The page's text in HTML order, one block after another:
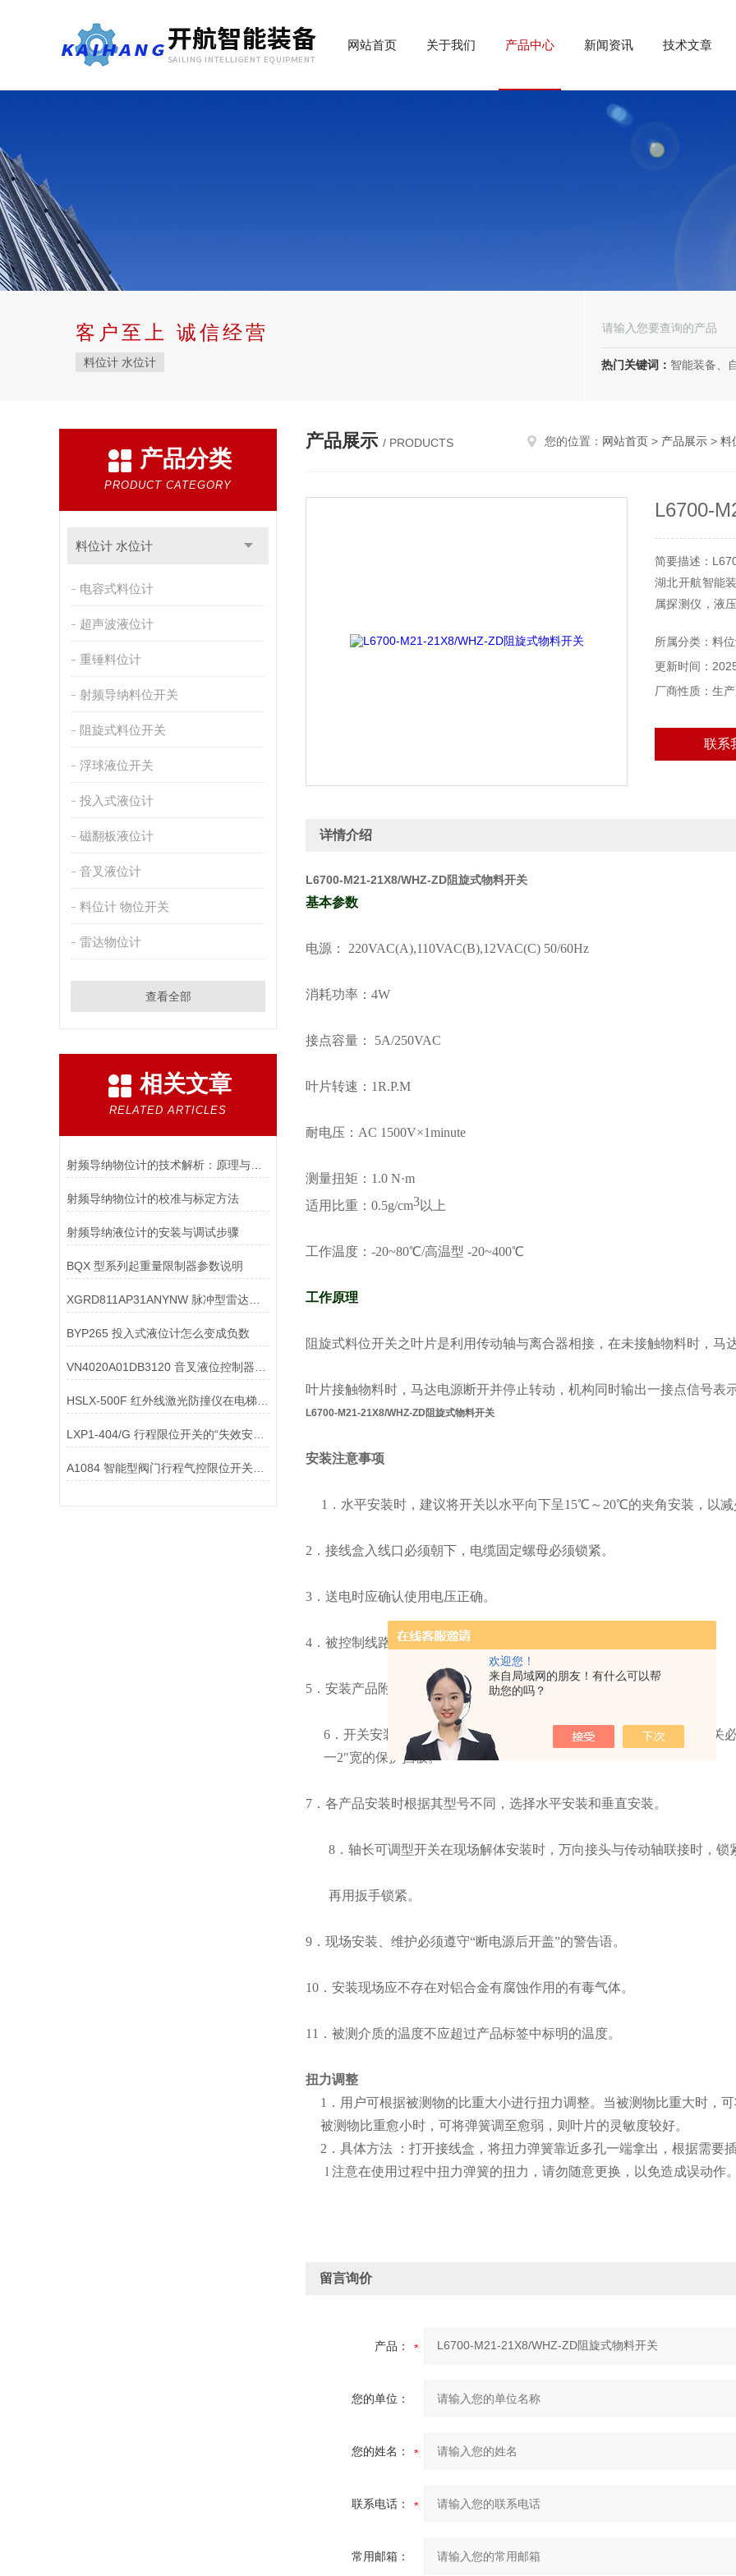
欢迎您！
来自局域网的朋友！有什么可以帮
助您的吗？
网站首页 关于我们 产品中心 新闻资讯 技术文章
客户至上 诚信经营
料位计 水位计 热门关键词： 智能装备、自动化装备、高低压电器、成套
产品分类
PRODUCT CATEGORY
料位计 水位计
电容式料位计
超声波液位计
重锤料位计
射频导纳料位开关
阻旋式料位开关
浮球液位开关
投入式液位计
磁翻板液位计
音叉液位计
料位计 物位开关
雷达物位计
查看全部
相关文章
RELATED ARTICLES
射频导纳物位计的技术解析：原理与应用
射频导纳物位计的校准与标定方法
射频导纳液位计的安装与调试步骤
BQX 型系列起重量限制器参数说明
BYP265 投入式液位计怎么变成负数
HSLX-500F 红外线激光防撞仪在电梯价值
LXP1-404/G 行程限位开关的“失效安全”设计理念是如何实现的？
产品展示 / PRODUCTS 您的位置： 网站首页 > 产品展示 > 料
L6700-
简要描述：
湖北开航智能
属探测仪，液
公司产品覆盖
力、轻纺、食
所属分类：料
更新时间：
厂商性质：生
联系
详情介绍
L6700-M21-21X8/WHZ-ZD阻旋式物料开关
基本参数
电源： 220VAC(A),110VAC(B),12VAC(C) 50/60Hz
消耗功率： 4W
接点容量： 5A/250VAC
叶片转速： 1R.P.M
耐电压： AC 1500V×1minute
测量扭矩： 1 .0 N·m
适用比重： 0.5g/cm3以上
工作温度： -20~80℃/高温型 -20~400℃
工作原理
阻旋式料位开关之叶片是利用传动轴与离合器相接，在未接触物料时，马
叶片接触物料时，马达电源断开并停止转动，机构同时输出一接点信号表
L6700-M21-21X8/WHZ-ZD阻旋式物料开关
安装注意事项
1 ．水平安装时，建议将开关以水平向下呈15℃～ 20℃的夹角安装，以减
2 ．接线盒入线口必须朝下，电缆固定螺母必须锁紧。
3 ．送电时应确认使用电压正确。
4 ．被控制线路负载必须与开关接点容量相匹配。
5 ．安装产品附近应避免有架桥破坏器或振动马达，。
6 ．开关安装避免靠近入料口，以减少下料损坏叶片及误动作；若开关
一2"宽的保护挡板。
7 ．各产品安装时根据其型号不同，选择水平安装和垂直安装。
8 ．轴长可调型开关在现场解体安装时，万向接头与传动轴联接时，
再用扳手锁紧。
9 ．现场安装、维护必须遵守“断电源后开盖”的警告语。
10 ．安装现场应不存在对铝合金有腐蚀作用的有毒气体。
11 ．被测介质的温度不应超过产品标签中标明的温度。
扭力调整
1 ．用户可根据被测物的比重大小进行扭力调整。当被测物比重大时，
被测物比重愈小时，可将弹簧调至愈弱，则叶片的灵敏度较好。
2 ．具体方法
：打开接线盒，将扭力弹簧靠近多孔一端拿出，根据需要
l 注意在使用过程中扭力弹簧的扭力，请勿随意更换，以免造成误动作。
留言询价
产品：
您的单位：
您的姓名：
联系电话：
常用邮箱：